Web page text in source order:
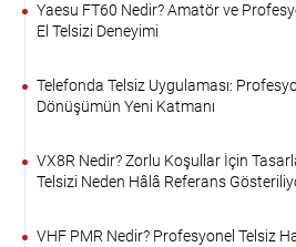
Yaesu FT60 Nedir? Amatör ve
El Telsizi Deneyimi
Telefonda Telsiz Uygulaması:
Dönüşümün Yeni Katmanı
VX8R Nedir? Zorlu Koşullar İçin
Telsizi Neden Hâlâ Referans
VHF PMR Nedir? Profesyonel Telsiz